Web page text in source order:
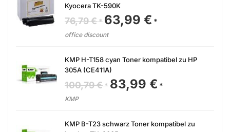
Kyocera TK-590K
76,79€
Ursprünglicher
Preis
war:
63,99 €
office discount
KMP H-T158 cyan Toner kompatibel zu HP
305A (CE411A)
100,79€
Ursprünglicher
Preis
83,99 €
KMP
KMP B-T23 schwarz Toner kompatibel zu